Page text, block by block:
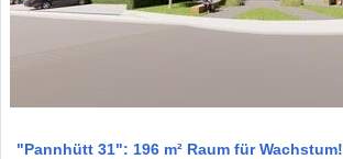
"Pannhütt 31": 196 m² Raum für Wachstum!